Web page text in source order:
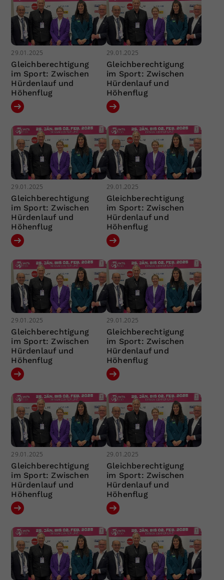
29.01.2025
Gleichberechtigung
im Sport: Zwischen
Hürdenlauf und
Höhenflug
29.01.2025
Gleichberechtigung
im Sport: Zwischen
Hürdenlauf und
Höhenflug
29.01.2025
Gleichberechtigung
im Sport: Zwischen
Hürdenlauf und
Höhenflug
29.01.2025
Gleichberechtigung
im Sport: Zwischen
Hürdenlauf und
Höhenflug
29.01.2025
Gleichberechtigung
im Sport: Zwischen
Hürdenlauf und
Höhenflug
29.01.2025
Gleichberechtigung
im Sport: Zwischen
Hürdenlauf und
Höhenflug
29.01.2025
Gleichberechtigung
im Sport: Zwischen
Hürdenlauf und
Höhenflug
29.01.2025
Gleichberechtigung
im Sport: Zwischen
Hürdenlauf und
Höhenflug